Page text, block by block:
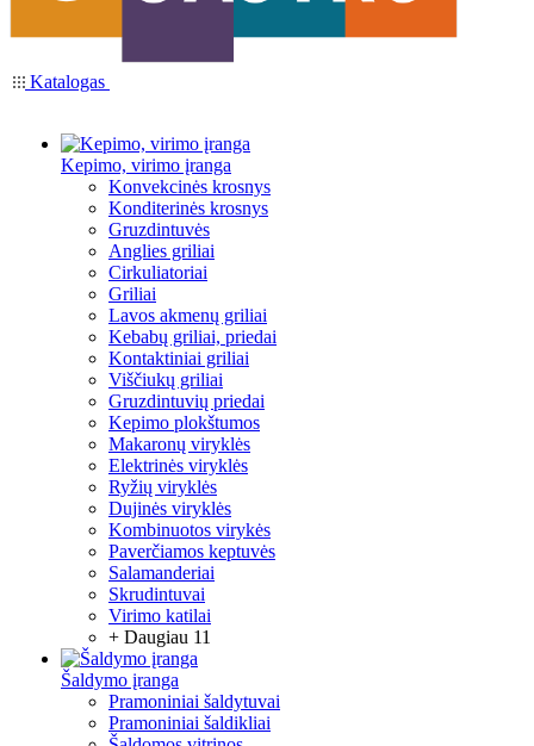
Katalogas
Kepimo, virimo įranga
Konvekcinės krosnys
Konditerinės krosnys
Gruzdintuvės
Anglies griliai
Cirkuliatoriai
Griliai
Lavos akmenų griliai
Kebabų griliai, priedai
Kontaktiniai griliai
Viščiukų griliai
Gruzdintuvių priedai
Kepimo plokštumos
Makaronų viryklės
Elektrinės viryklės
Ryžių viryklės
Dujinės viryklės
Kombinuotos virykės
Paverčiamos keptuvės
Salamanderiai
Skrudintuvai
Virimo katilai
+ Daugiau 11
Šaldymo įranga
Pramoniniai šaldytuvai
Pramoniniai šaldikliai